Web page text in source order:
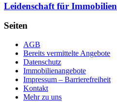
Leidenschaft für Immobilien
Seiten
AGB
Bereits vermittelte Angebote
Datenschutz
Immobilienangebote
Impressum – Barrierefreiheit
Kontakt
Mehr zu uns